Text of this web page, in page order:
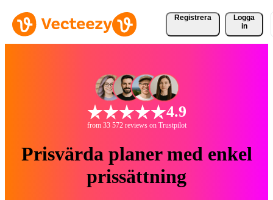
Registrera
Logga
in
4.9
from 33 572 reviews on Trustpilot
Prisvärda planer med enkel
prissättning